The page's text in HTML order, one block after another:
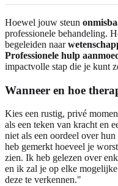
Hoewel jouw steun
professionele behandeling.
begeleiden naar
Professionele hulp
impactvolle stap die je kunt
Wanneer en hoe
Kies een rustig, privé
als een teken van kracht en
niet als een oordeel over
heb gemerkt hoeveel je
zien. Ik heb gelezen over
en ik zal je op elke
deze te verkennen."